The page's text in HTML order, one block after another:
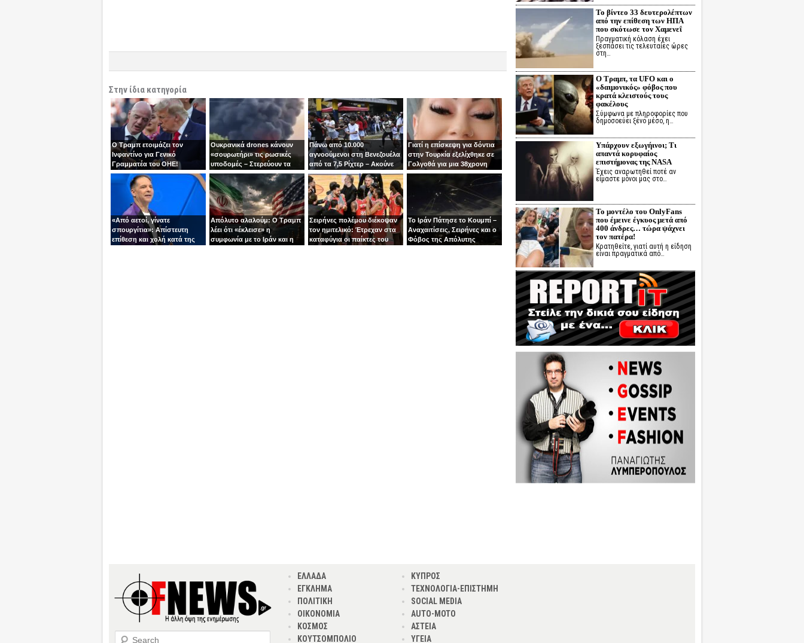
Στην ίδια κατηγορία
Ο Τραμπ ετοιμάζει τον
Ινφαντίνο για Γενικό
Γραμματέα του ΟΗΕ!
Ουκρανικά drones κάνουν
«σουρωτήρι» τις ρωσικές
υποδομές – Στερεύουν τα
καύσιμα του Πούτιν
Πάνω από 10.000
αγνοούμενοι στη Βενεζουέλα
από τα 7,5 Ρίχτερ – Ακούνε
φωνές κάτω από τα
συντρίμμια
Γιατί η επίσκεψη για δόντια
στην Τουρκία εξελίχθηκε σε
Γολγοθά για μια 38χρονη
μητέρα
«Από αετοί, γίνατε
σπουργίτια»: Απίστευτη
επίθεση και χολή κατά της
Απόλυτο αλαλούμ: Ο Τραμπ
λέει ότι «έκλεισε» η
συμφωνία με το Ιράν και η
Σειρήνες πολέμου διέκοψαν
τον ημιτελικό: Έτρεχαν στα
καταφύγια οι παίκτες του
Το Ιράν Πάτησε το Κουμπί –
Αναχαιτίσεις, Σειρήνες και ο
Φόβος της Απόλυτης
Το βίντεο 33 δευτερολέπτων
από την επίθεση των ΗΠΑ
που σκότωσε τον Χαμενεΐ
Πραγματική κόλαση έχει
ξεσπάσει τις τελευταίες ώρες
στη…
Ο Τραμπ, τα UFO και ο
«δαιμονικός» φόβος που
κρατά κλειστούς τους
φακέλους
Σύμφωνα με πληροφορίες που
δημοσοεύει ξένο μέσο, η…
Υπάρχουν εξωγήινοι; Τι
απαντά κορυφαίος
επιστήμονας της NASA
Έχεις αναρωτηθεί ποτέ αν
είμαστε μόνοι μας στο…
Το μοντέλο του OnlyFans
που έμεινε έγκυος μετά από
400 άνδρες… τώρα ψάχνει
τον πατέρα!
Κρατηθείτε, γιατί αυτή η είδηση
είναι πραγματικά από…
Search
ΕΛΛΑΔΑ
ΕΓΚΛΗΜΑ
ΠΟΛΙΤΙΚΗ
ΟΙΚΟΝΟΜΙΑ
ΚΟΣΜΟΣ
ΚΟΥΤΣΟΜΠΟΛΙΟ
ΚΥΠΡΟΣ
ΤΕΧΝΟΛΟΓΙΑ-ΕΠΙΣΤΗΜΗ
SOCIAL MEDIA
AUTO-MOTO
ΑΣΤΕΙΑ
ΥΓΕΙΑ